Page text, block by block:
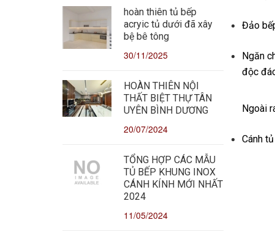
hoàn thiên tủ bếp
acryic tủ dưới đã xây
bệ bê tông
30/11/2025
HOÀN THIÊN NỘI
THẤT BIỆT THỰ TÂN
UYÊN BÌNH DƯƠNG
20/07/2024
TỔNG HỢP CÁC MẪU
TỦ BẾP KHUNG INOX
CÁNH KÍNH MỚI NHẤT
2024
11/05/2024
Đảo
Ngăn
độc
Ngoài
Cánh